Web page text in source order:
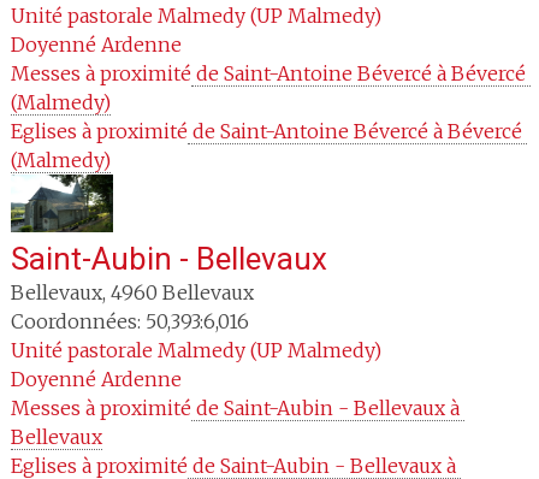
Unité pastorale Malmedy (UP Malmedy)
Doyenné Ardenne
Messes à proximité de Saint-Antoine Bévercé à Bévercé
(Malmedy)
Eglises à proximité de Saint-Antoine Bévercé à Bévercé
(Malmedy)
Saint-Aubin - Bellevaux
Bellevaux, 4960 Bellevaux
Coordonnées: 50,393:6,016
Unité pastorale Malmedy (UP Malmedy)
Doyenné Ardenne
Messes à proximité de Saint-Aubin - Bellevaux à
Bellevaux
Eglises à proximité de Saint-Aubin - Bellevaux à